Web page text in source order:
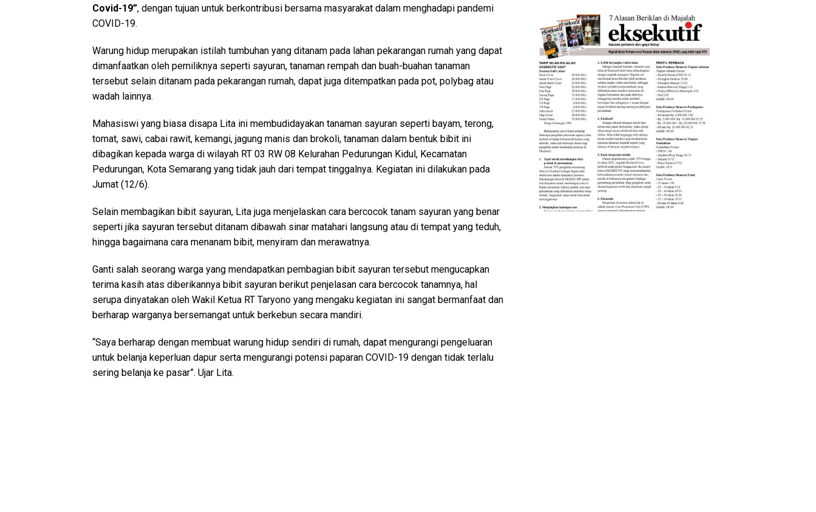
Covid-19”, dengan tujuan untuk berkontribusi bersama masyarakat dalam menghadapi pandemi
COVID-19.
Warung hidup merupakan istilah tumbuhan yang ditanam pada lahan pekarangan rumah yang dapat
dimanfaatkan oleh pemiliknya seperti sayuran, tanaman rempah dan buah-buahan tanaman
tersebut selain ditanam pada pekarangan rumah, dapat juga ditempatkan pada pot, polybag atau
wadah lainnya.
Mahasiswi yang biasa disapa Lita ini membudidayakan tanaman sayuran seperti bayam, terong,
tomat, sawi, cabai rawit, kemangi, jagung manis dan brokoli, tanaman dalam bentuk bibit ini
dibagikan kepada warga di wilayah RT 03 RW 08 Kelurahan Pedurungan Kidul, Kecamatan
Pedurungan, Kota Semarang yang tidak jauh dari tempat tinggalnya. Kegiatan ini dilakukan pada
Jumat (12/6).
Selain membagikan bibit sayuran, Lita juga menjelaskan cara bercocok tanam sayuran yang benar
seperti jika sayuran tersebut ditanam dibawah sinar matahari langsung atau di tempat yang teduh,
hingga bagaimana cara menanam bibit, menyiram dan merawatnya.
Ganti salah seorang warga yang mendapatkan pembagian bibit sayuran tersebut mengucapkan
terima kasih atas diberikannya bibit sayuran berikut penjelasan cara bercocok tanamnya, hal
serupa dinyatakan oleh Wakil Ketua RT Taryono yang mengaku kegiatan ini sangat bermanfaat dan
berharap warganya bersemangat untuk berkebun secara mandiri.
“Saya berharap dengan membuat warung hidup sendiri di rumah, dapat mengurangi pengeluaran
untuk belanja keperluan dapur serta mengurangi potensi paparan COVID-19 dengan tidak terlalu
sering belanja ke pasar”. Ujar Lita.